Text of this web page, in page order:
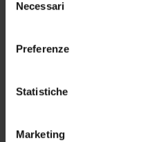
delNecessari
Preferenze
Statistiche
Marketing
Hai bisogno di
Se hai bisogno di
consulente tecnico o